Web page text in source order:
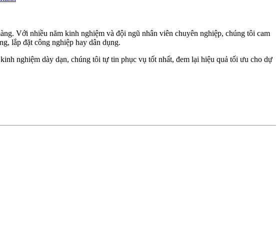
Với nhiều năm kinh nghiệm và đội ngũ nhân viên chuyên nghiệp, chúng tôi cam
lắp đặt công nghiệp hay dân dụng.
nghiệm dày dạn, chúng tôi tự tin phục vụ tốt nhất, đem lại hiệu quả tối ưu cho dự